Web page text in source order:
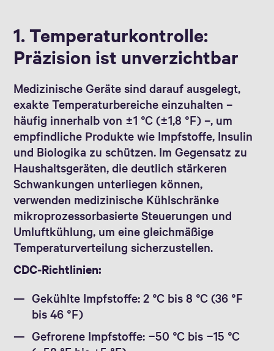
1. Temperaturkontrolle:
Präzision ist unverzichtbar
Medizinische Geräte sind darauf ausgelegt,
exakte Temperaturbereiche einzuhalten –
häufig innerhalb von ±1 °C (±1,8 °F) –, um
empfindliche Produkte wie Impfstoffe, Insulin
und Biologika zu schützen. Im Gegensatz zu
Haushaltsgeräten, die deutlich stärkeren
Schwankungen unterliegen können,
verwenden medizinische Kühlschränke
mikroprozessorbasierte Steuerungen und
Umluftkühlung, um eine gleichmäßige
Temperaturverteilung sicherzustellen.
CDC‑Richtlinien:
Gekühlte Impfstoffe: 2 °C bis 8 °C (36 °F
bis 46 °F)
Gefrorene Impfstoffe: −50 °C bis −15 °C